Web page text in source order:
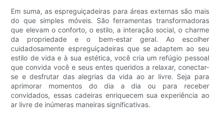
Em suma, as espreguiçadeiras para áreas externas são mais
do que simples móveis. São ferramentas transformadoras
que elevam o conforto, o estilo, a interação social, o charme
da propriedade e o bem-estar geral. Ao escolher
cuidadosamente espreguiçadeiras que se adaptem ao seu
estilo de vida e à sua estética, você cria um refúgio pessoal
que convida você e seus entes queridos a relaxar, conectar-
se e desfrutar das alegrias da vida ao ar livre. Seja para
aprimorar momentos do dia a dia ou para receber
convidados, essas cadeiras enriquecem sua experiência ao
ar livre de inúmeras maneiras significativas.